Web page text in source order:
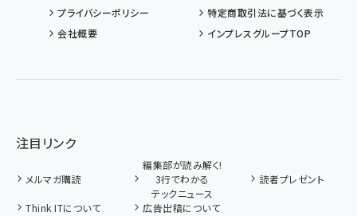
プライバシーポリシー
特定商取引法に基づく表示
会社概要
インプレスグループTOP
注目リンク
メルマガ購読
編集部が読み解く!
3行でわかる
テックニュース
読者プレゼント
Think ITについて 広告出稿について